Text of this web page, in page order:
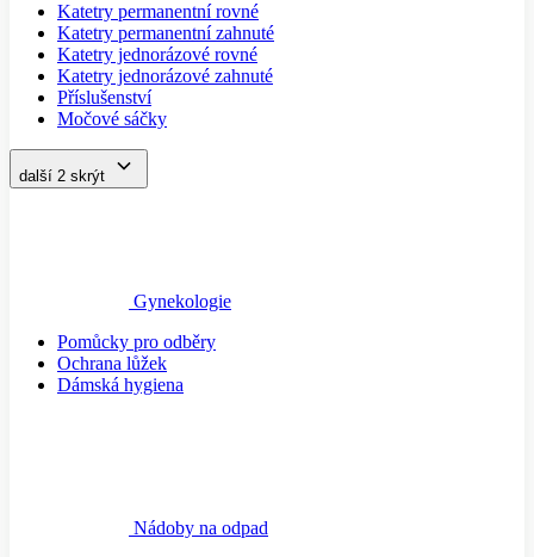
Katetry permanentní rovné
Katetry permanentní zahnuté
Katetry jednorázové rovné
Katetry jednorázové zahnuté
Příslušenství
Močové sáčky
další 2 skrýt
Gynekologie
Pomůcky pro odběry
Ochrana lůžek
Dámská hygiena
Nádoby na odpad